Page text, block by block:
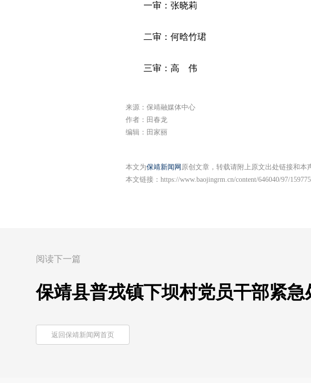
一审：张晓莉
二审：何晗竹珺
三审：高 伟
来源：保靖融媒体中心
作者：田春龙
编辑：田家丽
本文为保靖新闻网 原创文章，转载请附上原文出处链接和本
本文链接： https://www.baojingrm.cn/content/646040/97/
阅读下一篇
保靖县普戎镇下坝村党员干部紧
返回保靖新闻网首页